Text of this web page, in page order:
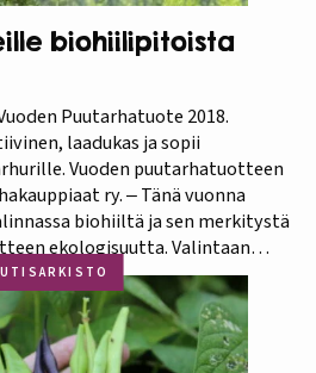
biohiilipitoista
Puutarhatuote 2018.
laadukas ja sopii
Vuoden puutarhatuotteen
ry. ‒ Tänä vuonna
biohiiltä ja sen merkitystä
ekologisuutta. Valintaan
ja kotimaisuus.
olivat kaikki biohiilipohjaisia.
Biolan Istutusmulta antaa